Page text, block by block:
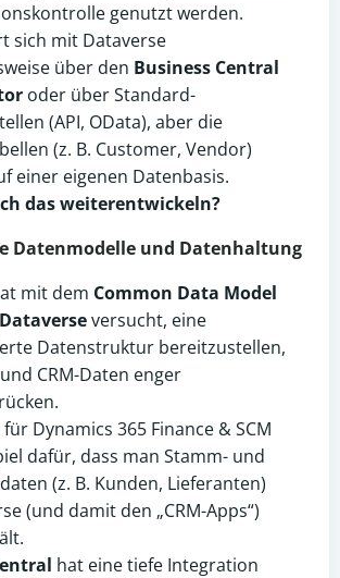
genutzt werden.
sich mit Dataverse
über den Business Central
oder über Standard-
(API, OData), aber die
(z. B. Customer, Vendor)
einer eigenen Datenbasis.
das weiterentwickeln?
Datenmodelle und Datenhaltung
mit dem Common Data Model
Dataverseversucht, eine
Datenstruktur bereitzustellen,
CRM-Daten enger
für Dynamics 365 Finance & SCM
dafür, dass man Stamm- und
(z. B. Kunden, Lieferanten)
(und damit den „CRM-Apps“)
hat eine tiefe Integration